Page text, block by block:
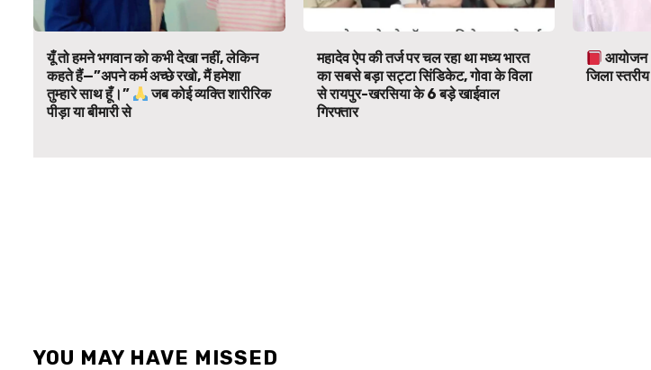
यूँ तो हमने भगवान को कभी देखा नहीं, लेकिन
कहते हैं—”अपने कर्म अच्छे रखो, मैं हमेशा
तुम्हारे साथ हूँ।”
जब कोई व्यक्ति शारीरिक
पीड़ा या बीमारी से
महादेव ऐप की तर्ज पर चल रहा था मध्य भारत
का सबसे बड़ा सट्टा सिंडिकेट, गोवा के विला
से रायपुर-खरसिया के 6 बड़े खाईवाल
गिरफ्तार
आयोजन
जिला
YOU MAY HAVE MISSED